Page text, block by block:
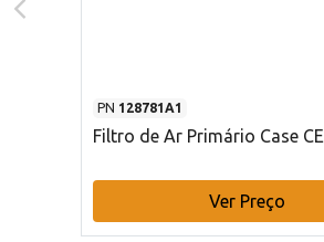
PN 128781A1
Filtro de Ar Primário Case CE
Ver Preço